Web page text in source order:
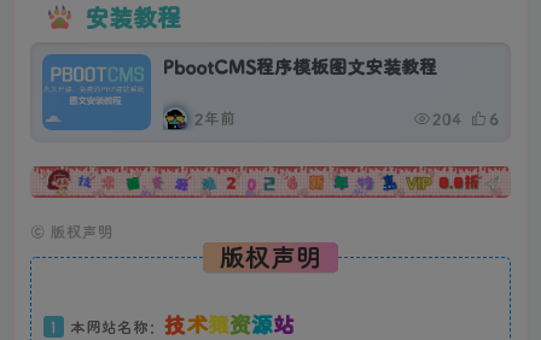
安装教程
PbootCMS程序模板图文安装教程
2年前 204 6
广告
© 版权声明
版权声明
1 本网站名称： 技术猿资源站